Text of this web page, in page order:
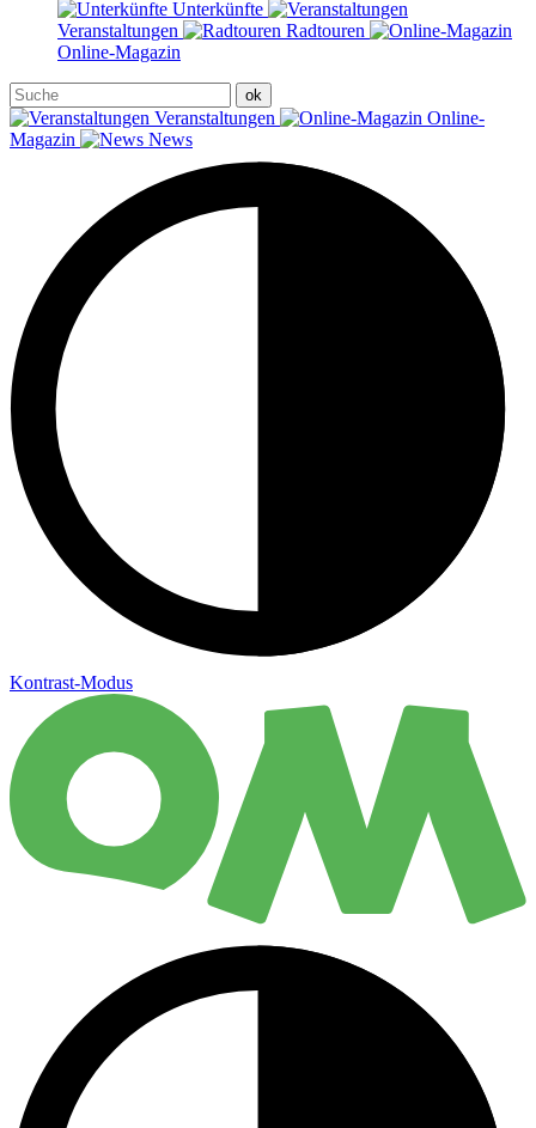
Unterkünfte
Veranstaltungen
Radtouren
Online-Magazin
Veranstaltungen
Online-
Magazin
News
Kontrast-Modus